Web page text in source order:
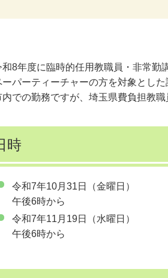
和8年度に臨時的任用教職員・非常勤
ーパーティーチャーの方を対象とした
内での勤務ですが、埼玉県費負担教職
時
令和7年10月31日（金曜日）
午後6時から
令和7年11月19日（水曜日）
午後6時から